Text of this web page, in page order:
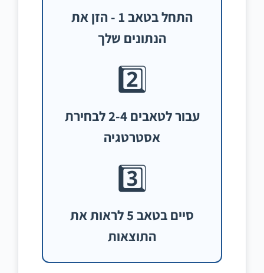
התחל בטאב 1 - הזן את
הנתונים שלך
2️⃣
עבור לטאבים 2-4 לבחירת
אסטרטגיה
3️⃣
סיים בטאב 5 לראות את
התוצאות